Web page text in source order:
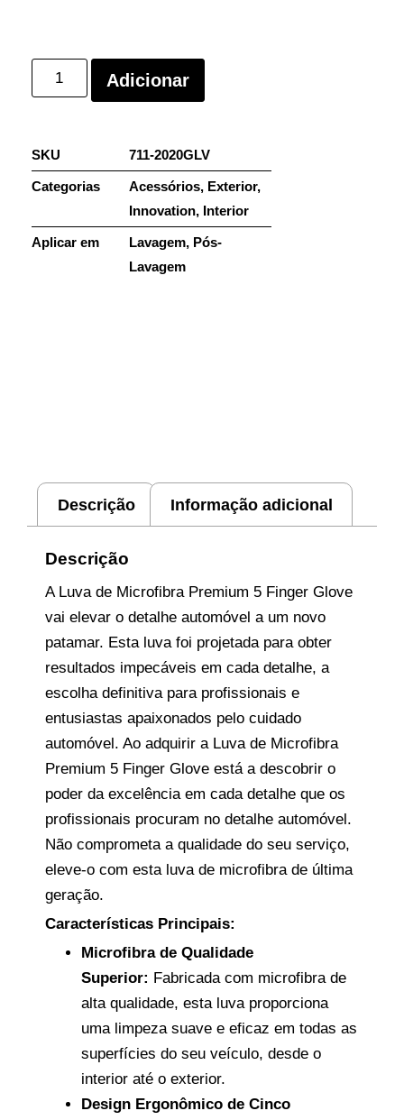
Adicionar
SKU 711-2020GLV
Categorias Acessórios, Exterior,
Innovation, Interior
Aplicar em Lavagem, Pós-
Lavagem
Descrição Informação adicional
Descrição
A Luva de Microfibra Premium 5 Finger Glove
vai elevar o detalhe automóvel a um novo
patamar. Esta luva foi projetada para obter
resultados impecáveis em cada detalhe, a
escolha definitiva para profissionais e
entusiastas apaixonados pelo cuidado
automóvel. Ao adquirir a Luva de Microfibra
Premium 5 Finger Glove está a descobrir o
poder da excelência em cada detalhe que os
profissionais procuram no detalhe automóvel.
Não comprometa a qualidade do seu serviço,
eleve-o com esta luva de microfibra de última
geração.
Características Principais:
Microfibra de Qualidade
Superior: Fabricada com microfibra de
alta qualidade, esta luva proporciona
uma limpeza suave e eficaz em todas as
superfícies do seu veículo, desde o
interior até o exterior.
Design Ergonômico de Cinco